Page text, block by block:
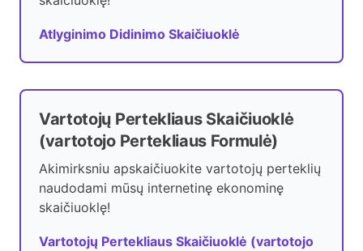
Atlyginimo Didinimo Skaičiuoklė
Vartotojų Pertekliaus Skaičiuoklė
(vartotojo Pertekliaus Formulė)
Akimirksniu apskaičiuokite vartotojų perteklių
naudodami mūsų internetinę ekonominę
skaičiuoklę!
Vartotojų Pertekliaus Skaičiuoklė (vartotojo